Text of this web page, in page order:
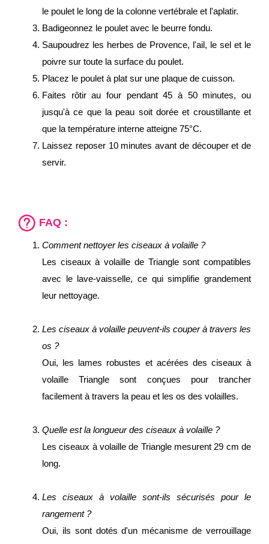
le poulet le long de la colonne vertébrale et l'aplatir.
Badigeonnez le poulet avec le beurre fondu.
Saupoudrez les herbes de Provence, l'ail, le sel et le
poivre sur toute la surface du poulet.
Placez le poulet à plat sur une plaque de cuisson.
Faites rôtir au four pendant 45 à 50 minutes, ou
jusqu'à ce que la peau soit dorée et croustillante et
que la température interne atteigne 75°C.
Laissez reposer 10 minutes avant de découper et de
servir.
FAQ :
Comment nettoyer les ciseaux à volaille ?
Les ciseaux à volaille de Triangle sont compatibles
avec le lave-vaisselle, ce qui simplifie grandement
leur nettoyage.
Les ciseaux à volaille peuvent-ils couper à travers les
os ?
Oui, les lames robustes et acérées des ciseaux à
volaille Triangle sont conçues pour trancher
facilement à travers la peau et les os des volailles.
Quelle est la longueur des ciseaux à volaille ?
Les ciseaux à volaille de Triangle mesurent 29 cm de
long.
Les ciseaux à volaille sont-ils sécurisés pour le
rangement ?
Oui, ils sont dotés d'un mécanisme de verrouillage